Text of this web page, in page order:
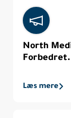
North
Læs mere